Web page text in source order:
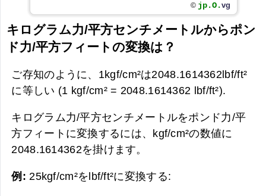
© jp.O.vg
キログラム力/平方センチメートルからポン
ド力/平方フィートの変換は？
ご存知のように、1kgf/cm²は2048.1614362lbf/ft²
に等しい (1 kgf/cm² = 2048.1614362 lbf/ft²).
キログラム力/平方センチメートルをポンド力/平
方フィートに変換するには、kgf/cm²の数値に
2048.1614362を掛けます。
例:25kgf/cm²をlbf/ft²に変換する: